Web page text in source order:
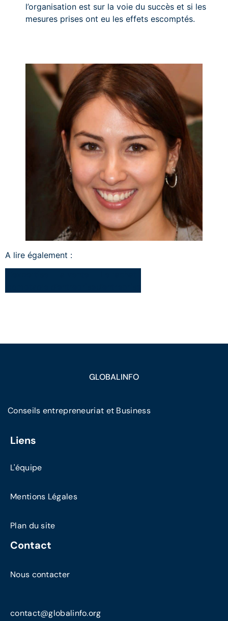
l’organisation est sur la voie du succès et si les
mesures prises ont eu les effets escomptés.
A lire également :
GLOBALINFO
Conseils entrepreneuriat et Business
Liens
L'équipe
Mentions Légales
Plan du site
Contact
Nous contacter
contact@globalinfo.org